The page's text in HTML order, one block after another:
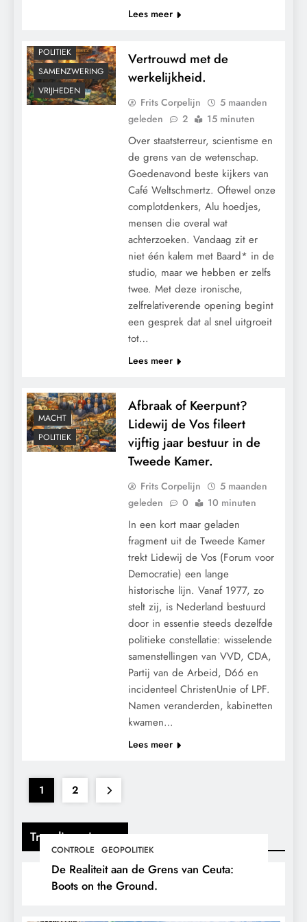
Trending nieuws
CONTROLE GEOPOLITIEK
De Realiteit aan de Grens van Ceuta:
Boots on the Ground.
Lees meer
POLITIEK
SAMENZWERING
VRIJHEDEN
Vertrouwd met de
werkelijkheid.
Frits Corpelijn
5 maanden
geleden
2 15 minuten
Over staatsterreur, scientisme en
de grens van de wetenschap.
Goedenavond beste kijkers van
Café Weltschmertz. Oftewel onze
complotdenkers, Alu hoedjes,
mensen die overal wat
achterzoeken. Vandaag zit er
niet één kalem met Baard* in de
studio, maar we hebben er zelfs
twee. Met deze ironische,
zelfrelativerende opening begint
een gesprek dat al snel uitgroeit
tot…
Lees meer
MACHT
POLITIEK
Afbraak of Keerpunt?
Lidewij de Vos fileert
vijftig jaar bestuur in de
Tweede Kamer.
Frits Corpelijn
5 maanden
geleden
0 10 minuten
In een kort maar geladen
fragment uit de Tweede Kamer
trekt Lidewij de Vos (Forum voor
Democratie) een lange
historische lijn. Vanaf 1977, zo
stelt zij, is Nederland bestuurd
door in essentie steeds dezelfde
politieke constellatie: wisselende
samenstellingen van VVD, CDA,
Partij van de Arbeid, D66 en
incidenteel ChristenUnie of LPF.
Namen veranderden, kabinetten
kwamen…
Lees meer
1 2